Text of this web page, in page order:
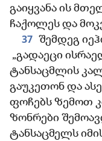
გაიყვანა ის
ჩაქოლეს და
37 შემდეგ
„გადაეცი
ტანსაცმლის
გაუკეთონ და
ფოჩებს ზემოთ
ზონრები
ტანსაცმელს